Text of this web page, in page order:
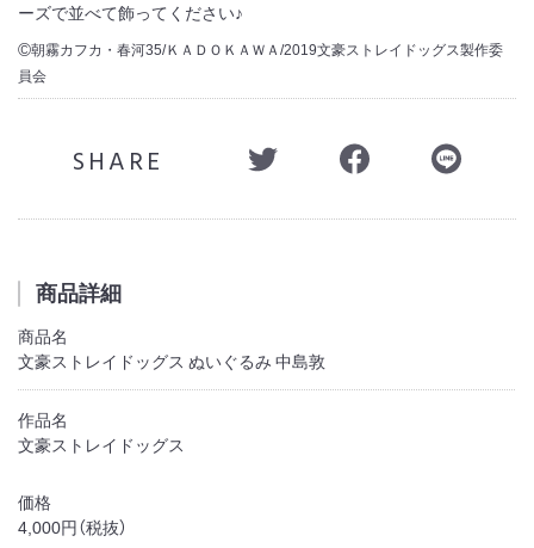
ーズで並べて飾ってください♪
©朝霧カフカ・春河35/ＫＡＤＯＫＡＷＡ/2019文豪ストレイドッグス製作委
員会
SHARE
商品詳細
商品名
文豪ストレイドッグス ぬいぐるみ 中島敦
作品名
文豪ストレイドッグス
価格
4,000円（税抜）